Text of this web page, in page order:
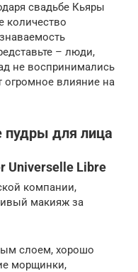
свадьбе Кьяры
количество
– люди,
не воспринимались
огромное влияние на
для лица
Universelle Libre
компании,
макияж за
слоем, хорошо
морщинки,